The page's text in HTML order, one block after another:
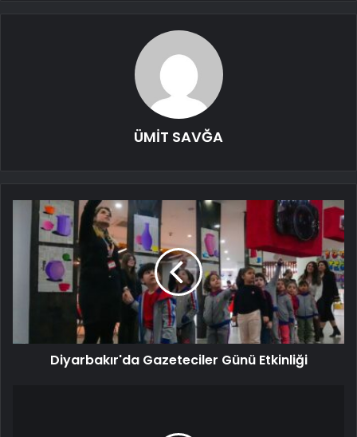
ÜMİT SAVĞA
Diyarbakır'da Gazeteciler Günü Etkinliği